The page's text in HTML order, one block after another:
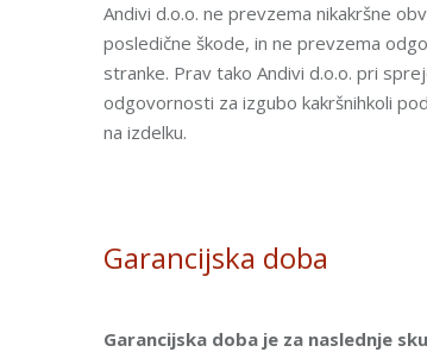
Andivi d.o.o. ne prevzema nikakršne
posledične škode, in ne prevzema
stranke. Prav tako Andivi d.o.o. pri
odgovornosti za izgubo kakršnihkoli
na izdelku.
Garancijska doba
Garancijska doba je za naslednje